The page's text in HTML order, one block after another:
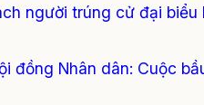
người trúng cử đại biểu
đồng Nhân dân: Cuộc